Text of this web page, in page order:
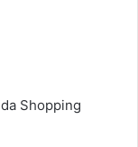
Shopping